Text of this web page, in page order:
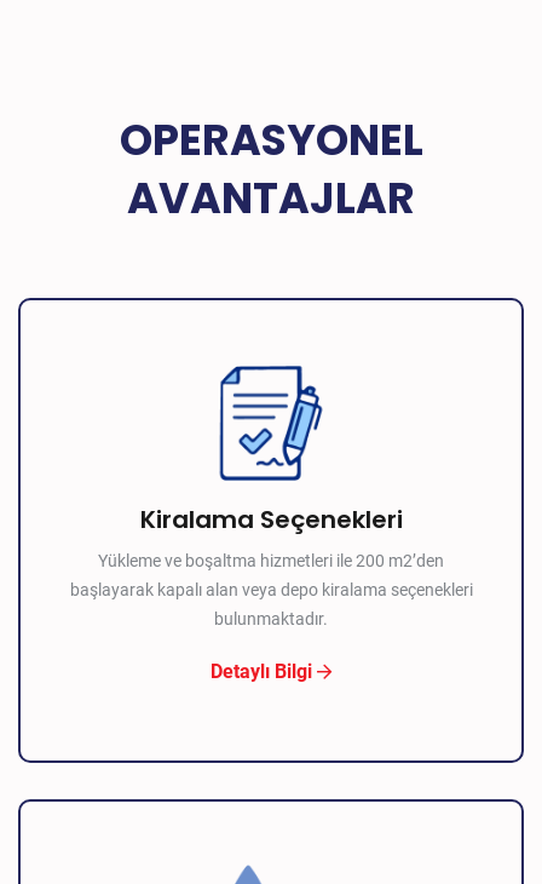
OPERASYONEL
AVANTAJLAR
Kiralama Seçenekleri
Yükleme ve boşaltma hizmetleri ile 200 m2’den
başlayarak kapalı alan veya depo kiralama seçenekleri
bulunmaktadır.
Detaylı Bilgi